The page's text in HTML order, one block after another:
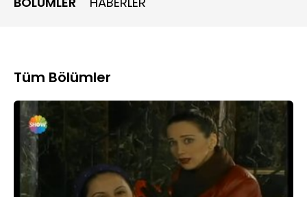
Tüm Bölümler